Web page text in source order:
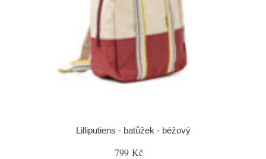
Lilliputiens - batůžek - béžový
799 Kč